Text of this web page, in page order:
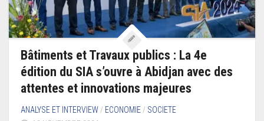
Bâtiments et Travaux publics : La 4e
édition du SIA s’ouvre à Abidjan avec des
attentes et innovations majeures
ANALYSE ET INTERVIEW / ECONOMIE / SOCIETE